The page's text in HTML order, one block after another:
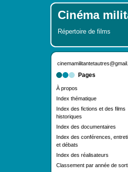
Cinéma
Répertoire de films
Pages
À propos
Index thématique
Index des fictions et des films
historiques
Index des documentaires
Index des conférences,
et débats
Index des réalisateurs
Classement par année de